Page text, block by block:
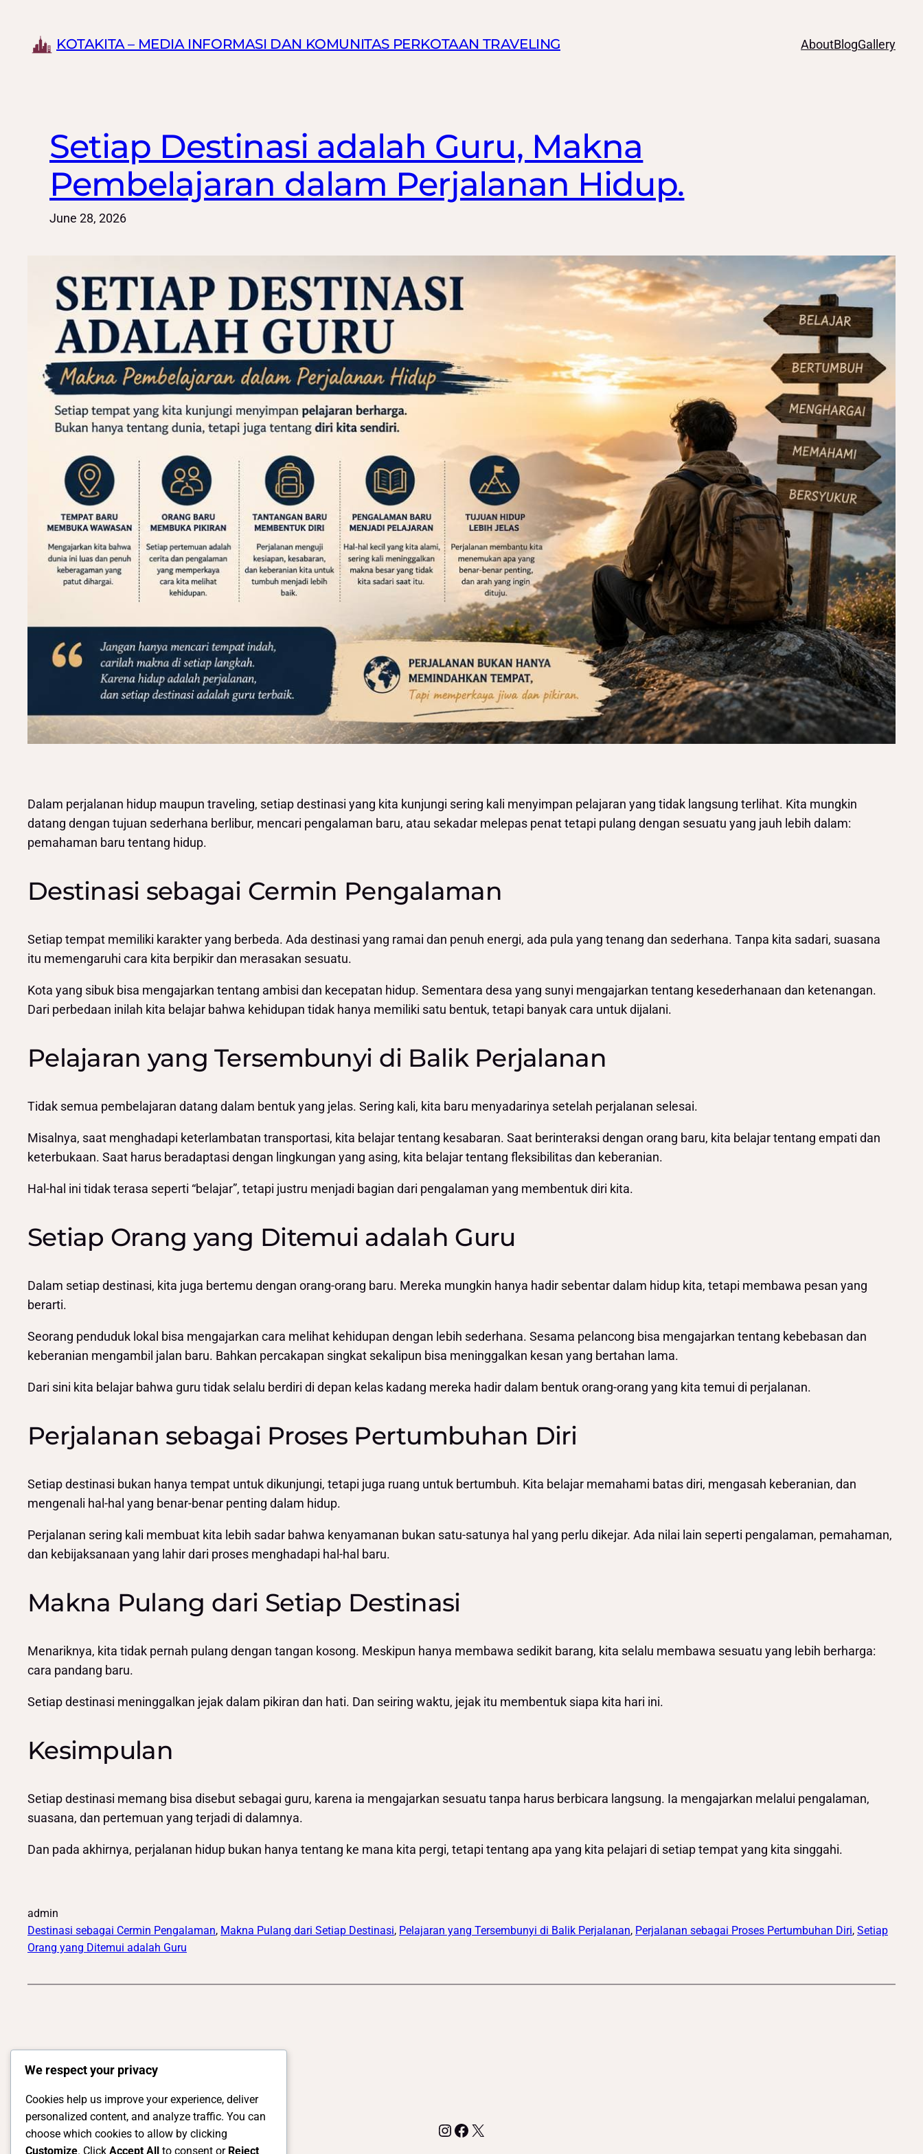
content
KOTAKITA – MEDIA INFORMASI DAN KOMUNITAS PERKOTAAN TRAVELING AboutBlogGallery
Setiap Destinasi adalah Guru, Makna
Pembelajaran dalam Perjalanan Hidup.
June 28, 2026
Dalam perjalanan hidup maupun traveling, setiap destinasi yang kita kunjungi sering kali menyimpan pelajaran yang tidak langsung terlihat. Kita mungkin
datang dengan tujuan sederhana berlibur, mencari pengalaman baru, atau sekadar melepas penat tetapi pulang dengan sesuatu yang jauh lebih dalam:
pemahaman baru tentang hidup.
Destinasi sebagai Cermin Pengalaman
Setiap tempat memiliki karakter yang berbeda. Ada destinasi yang ramai dan penuh energi, ada pula yang tenang dan sederhana. Tanpa kita sadari, suasana
itu memengaruhi cara kita berpikir dan merasakan sesuatu.
Kota yang sibuk bisa mengajarkan tentang ambisi dan kecepatan hidup. Sementara desa yang sunyi mengajarkan tentang kesederhanaan dan ketenangan.
Dari perbedaan inilah kita belajar bahwa kehidupan tidak hanya memiliki satu bentuk, tetapi banyak cara untuk dijalani.
Pelajaran yang Tersembunyi di Balik Perjalanan
Tidak semua pembelajaran datang dalam bentuk yang jelas. Sering kali, kita baru menyadarinya setelah perjalanan selesai.
Misalnya, saat menghadapi keterlambatan transportasi, kita belajar tentang kesabaran. Saat berinteraksi dengan orang baru, kita belajar tentang empati dan
keterbukaan. Saat harus beradaptasi dengan lingkungan yang asing, kita belajar tentang fleksibilitas dan keberanian.
Hal-hal ini tidak terasa seperti “belajar”, tetapi justru menjadi bagian dari pengalaman yang membentuk diri kita.
Setiap Orang yang Ditemui adalah Guru
Dalam setiap destinasi, kita juga bertemu dengan orang-orang baru. Mereka mungkin hanya hadir sebentar dalam hidup kita, tetapi membawa pesan yang
berarti.
Seorang penduduk lokal bisa mengajarkan cara melihat kehidupan dengan lebih sederhana. Sesama pelancong bisa mengajarkan tentang kebebasan dan
keberanian mengambil jalan baru. Bahkan percakapan singkat sekalipun bisa meninggalkan kesan yang bertahan lama.
Dari sini kita belajar bahwa guru tidak selalu berdiri di depan kelas kadang mereka hadir dalam bentuk orang-orang yang kita temui di perjalanan.
Perjalanan sebagai Proses Pertumbuhan Diri
Setiap destinasi bukan hanya tempat untuk dikunjungi, tetapi juga ruang untuk bertumbuh. Kita belajar memahami batas diri, mengasah keberanian, dan
mengenali hal-hal yang benar-benar penting dalam hidup.
Perjalanan sering kali membuat kita lebih sadar bahwa kenyamanan bukan satu-satunya hal yang perlu dikejar. Ada nilai lain seperti pengalaman, pemahaman,
dan kebijaksanaan yang lahir dari proses menghadapi hal-hal baru.
Makna Pulang dari Setiap Destinasi
Menariknya, kita tidak pernah pulang dengan tangan kosong. Meskipun hanya membawa sedikit barang, kita selalu membawa sesuatu yang lebih berharga:
cara pandang baru.
Setiap destinasi meninggalkan jejak dalam pikiran dan hati. Dan seiring waktu, jejak itu membentuk siapa kita hari ini.
Kesimpulan
Setiap destinasi memang bisa disebut sebagai guru, karena ia mengajarkan sesuatu tanpa harus berbicara langsung. Ia mengajarkan melalui pengalaman,
suasana, dan pertemuan yang terjadi di dalamnya.
Dan pada akhirnya, perjalanan hidup bukan hanya tentang ke mana kita pergi, tetapi tentang apa yang kita pelajari di setiap tempat yang kita singgahi.
admin
Destinasi sebagai Cermin Pengalaman, Makna Pulang dari Setiap Destinasi, Pelajaran yang Tersembunyi di Balik Perjalanan, Perjalanan sebagai Proses Pertumbuhan Diri, Setiap
Orang yang Ditemui adalah Guru
Instagram
Facebook
X
We respect your privacy
Cookies help us improve your experience, deliver
personalized content, and analyze traffic. You can
choose which cookies to allow by clicking
Customize. Click Accept All to consent or Reject